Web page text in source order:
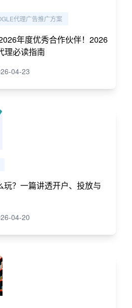
代理广告推广方案
年度优秀合作伙伴！2026
理必读指南
04-23
玩？一篇讲透开户、投放与
04-20